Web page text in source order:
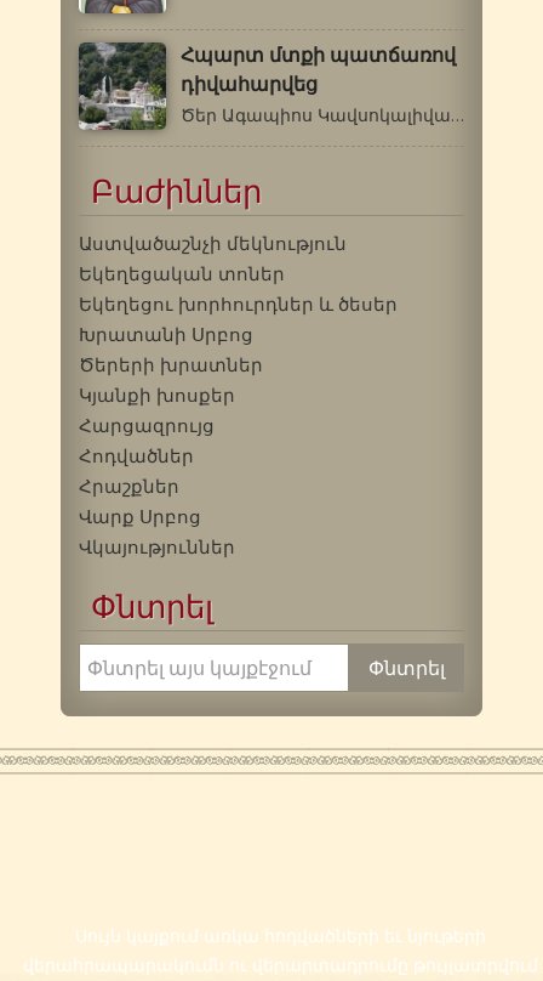
Հպարտ մտքի պատճառով
դիվահարվեց
Ծեր Ագապիոս Կավսոկալիվացին 20-ամյա…
Բաժիններ
Աստվածաշնչի մեկնություն
Եկեղեցական տոներ
Եկեղեցու խորհուրդներ և ծեսեր
Խրատանի Սրբոց
Ծերերի խրատներ
Կյանքի խոսքեր
Հարցազրույց
Հոդվածներ
Հրաշքներ
Վարք Սրբոց
Վկայություններ
Փնտրել
Սույն կայքում առկա հոդվածների եւ նյութերի
վերահրապարակումն ու վերարտադրումը թույլատրվում